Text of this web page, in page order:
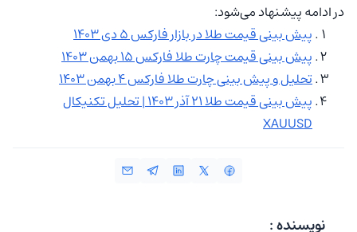
در ادامه پیشنهاد می‌شود:
پیش بینی قیمت طلا در بازار فارکس ۵ دی ۱۴۰۳
پیش بینی قیمت چارت طلا فارکس ۱۵ بهمن ۱۴۰۳
تحلیل و پیش بینی چارت طلا فارکس ۴ بهمن ۱۴۰۳
پیش بینی قیمت طلا ۲۱ آذر ۱۴۰۳ | تحلیل تکنیکال
XAUUSD
نویسنده :